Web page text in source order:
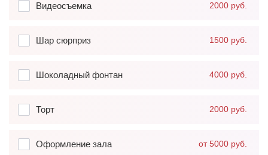
Видеосъемка 2000 руб.
Шар сюрприз 1500 руб.
Шоколадный фонтан 4000 руб.
Торт 2000 руб.
Оформление зала от 5000 руб.